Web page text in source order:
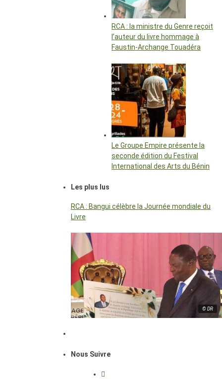
RCA : la ministre du Genre reçoit
l’auteur du livre hommage à
Faustin-Archange Touadéra
Le Groupe Empire présente la
seconde édition du Festival
International des Arts du Bénin
Les plus lus
RCA : Bangui célèbre la Journée mondiale du
Livre
© DR
Nous Suivre